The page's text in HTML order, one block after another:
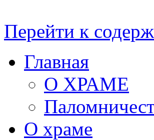
Перейти к
Главная
О ХРАМЕ
О храме